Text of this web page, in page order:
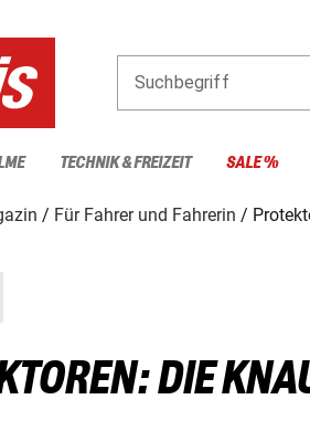
Suchbegriff
TECHNIK & FREIZEIT SALE %
Für Fahrer und Fahrerin
DIE